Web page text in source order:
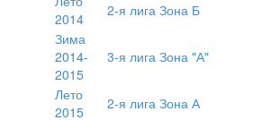
2014
2-я лига Зона Б
Зима
2014-
2015
3-я лига Зона "А"
Лето
2015
2-я лига Зона А